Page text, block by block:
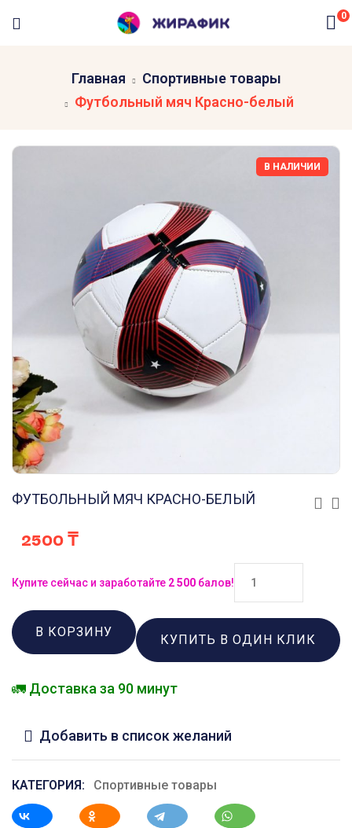
0
Главная
Спортивные товары
Футбольный мяч Красно-белый
В НАЛИЧИИ
ФУТБОЛЬНЫЙ МЯЧ КРАСНО-БЕЛЫЙ
2500₸
Купите сейчас и заработайте 2 500 балов!
В КОРЗИНУ
КУПИТЬ В ОДИН КЛИК
🚛 Доставка за 90 минут
Добавить в список желаний
КАТЕГОРИЯ: Спортивные товары